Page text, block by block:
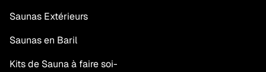
Saunas Extérieurs
Saunas en Baril
Kits de Sauna à faire soi-